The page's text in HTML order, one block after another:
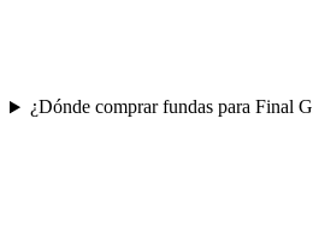
¿Dónde comprar fundas para Final